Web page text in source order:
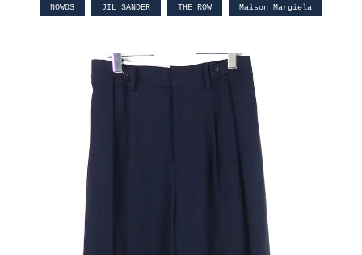
NOWOS JIL SANDER THE ROW Maison Margiela